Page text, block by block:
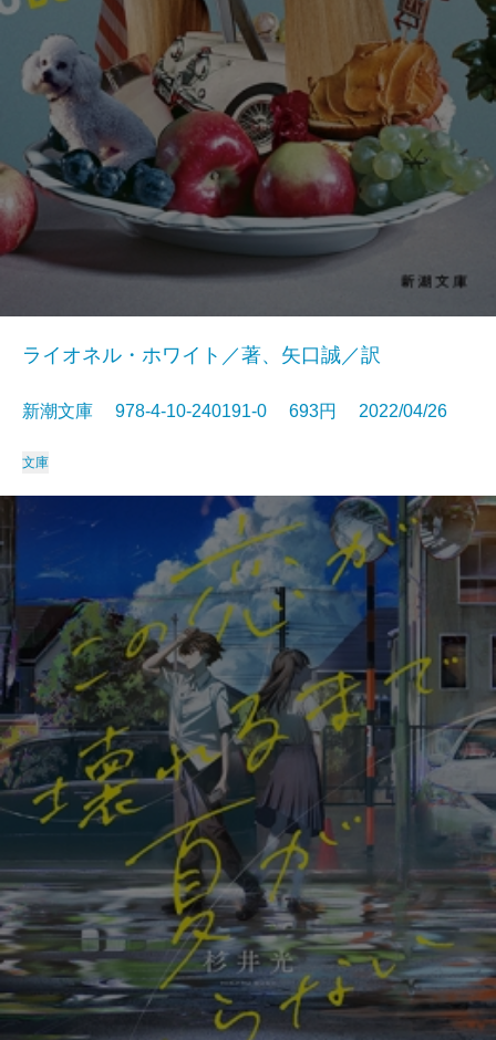
ライオネル・ホワイト／著、矢口誠／訳
新潮文庫 978-4-10-240191-0 693円 2022/04/26
文庫